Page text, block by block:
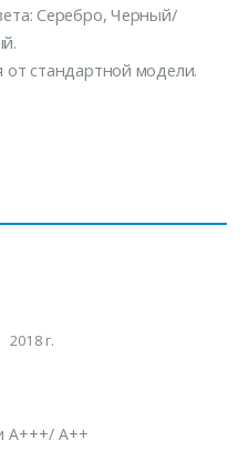
Серебро, Черный/
от стандартной модели.
2018 г.
A+++/ A++